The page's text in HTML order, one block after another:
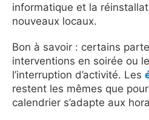
informatique et la
nouveaux locaux.
Bon à savoir : certains
interventions en soirée ou
l’interruption d’activité. Les
restent les mêmes que
calendrier s’adapte aux